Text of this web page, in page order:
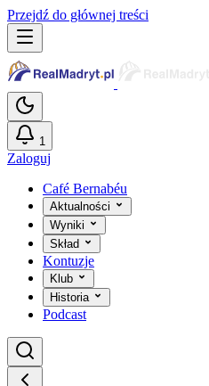
Przejdź do głównej treści
1
Zaloguj
Café Bernabéu
Aktualności
Wyniki
Skład
Kontuzje
Klub
Historia
Podcast